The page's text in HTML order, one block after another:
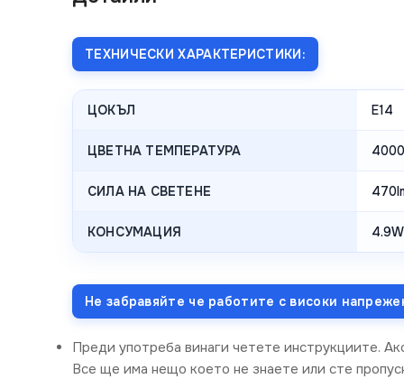
ТЕХНИЧЕСКИ ХАРАКТЕРИСТИКИ:
ЦОКЪЛ E14
ЦВЕТНА ТЕМПЕРАТУРА
СИЛА НА СВЕТЕНЕ
КОНСУМАЦИЯ 4.9W
Не забравяйте че работите с високи
Преди употреба винаги четете инструкциите.
Все ще има нещо което не знаете или сте